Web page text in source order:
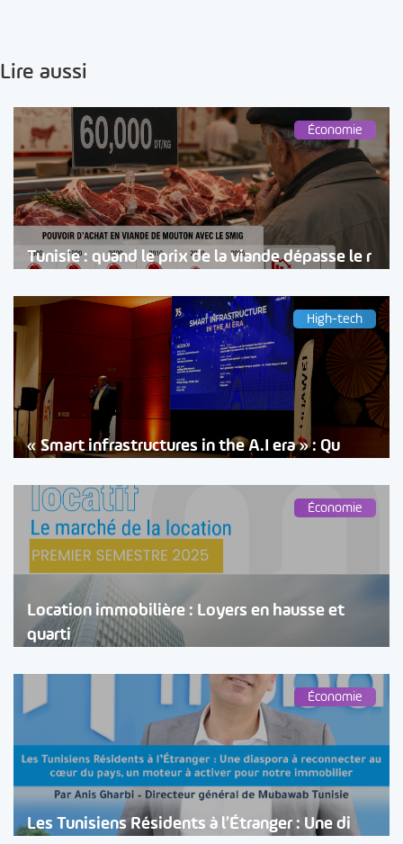
Lire aussi
Économie
Tunisie : quand le prix de la viande dépasse le r
High-tech
« Smart infrastructures in the A.I era » : Qu
Économie
Location immobilière : Loyers en hausse et
quarti
Économie
Les Tunisiens Résidents à l’Étranger : Une di